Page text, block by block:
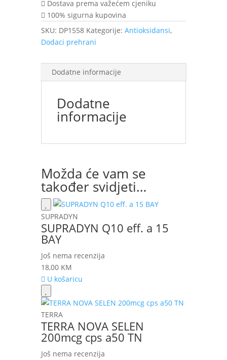
količina
Dostava prema važećem cjeniku
100% sigurna kupovina
SKU: DP1558 Kategorije: Antioksidansi,
Dodaci prehrani
Dodatne informacije
Dodatne
informacije
Možda će vam se
također svidjeti…
SUPRADYN
SUPRADYN Q10 eff. a 15
BAY
Još nema recenzija
18,00 KM
U košaricu
TERRA
TERRA NOVA SELEN
200mcg cps a50 TN
Još nema recenzija